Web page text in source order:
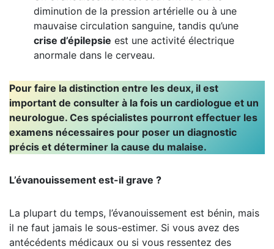
diminution de la pression artérielle ou à une
mauvaise circulation sanguine, tandis qu’une
crise d’épilepsie est une activité électrique
anormale dans le cerveau.
Pour faire la distinction entre les deux, il est
important de consulter à la fois un cardiologue et un
neurologue. Ces spécialistes pourront effectuer les
examens nécessaires pour poser un diagnostic
précis et déterminer la cause du malaise.
L’évanouissement est-il grave ?
La plupart du temps, l’évanouissement est bénin, mais
il ne faut jamais le sous-estimer. Si vous avez des
antécédents médicaux ou si vous ressentez des